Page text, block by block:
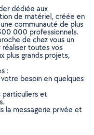
dédiée aux
de matériel, créée en
communauté de plus
000 professionnels.
de chez vous un
réaliser toutes vos
plus grands projets,
:
besoin en quelques
particuliers et
la messagerie privée et